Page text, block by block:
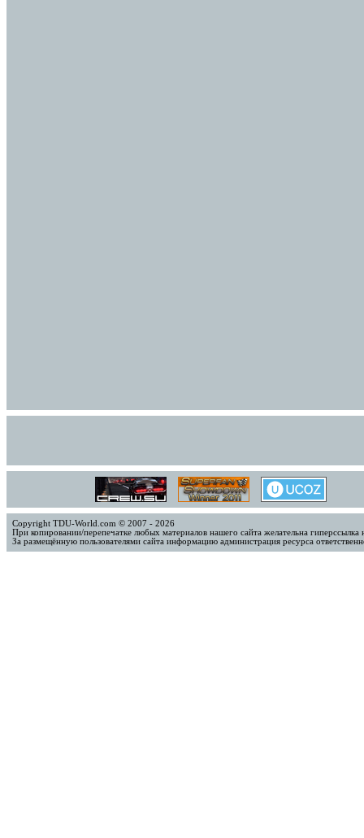
Copyright TDU-World.com © 2007 - 2026
При копировании/перепечатке любых материалов нашего сайта желательна
За размещённую пользователями сайта информацию администрация ресурса